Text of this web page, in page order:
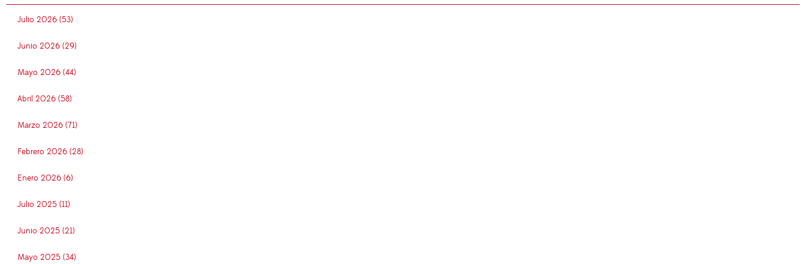
Julio 2026 (53)
Junio 2026 (29)
Mayo 2026 (44)
Abril 2026 (58)
Marzo 2026 (71)
Febrero 2026 (28)
Enero 2026 (6)
Julio 2025 (11)
Junio 2025 (21)
Mayo 2025 (34)